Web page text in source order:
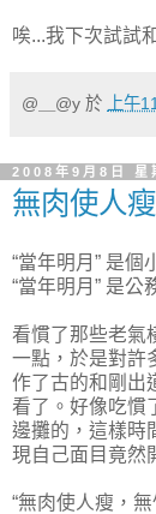
唉...我下次試試
@＿@y 於 上午
2008年9月8日 星
無肉使人
“當年明月” 是個
“當年明月” 是公
看慣了那些老氣
一點，於是對許
作了古的和剛出
看了。好像吃慣
邊攤的，這樣時
現自己面目竟然
“無肉使人瘦，